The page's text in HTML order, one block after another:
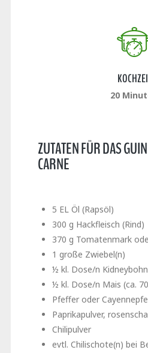
20
ZUTATEN FÜR DAS
CARNE
5 EL Öl (Rapsöl)
300 g Hackfleisch (Rind)
370 g Tomatenmark
1 große Zwiebel(n)
½ kl. Dose/n
½ kl. Dose/n Mais (ca.
Pfeffer oder
Paprikapulver,
Chilipulver
evtl. Chilischote(n) bei